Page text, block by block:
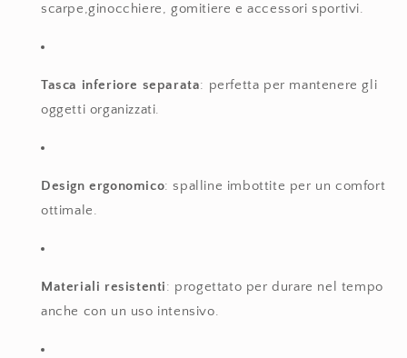
scarpe,ginocchiere, gomitiere e accessori sportivi.
Tasca inferiore separata: perfetta per mantenere gli
oggetti organizzati.
Design ergonomico: spalline imbottite per un comfort
ottimale.
Materiali resistenti: progettato per durare nel tempo
anche con un uso intensivo.